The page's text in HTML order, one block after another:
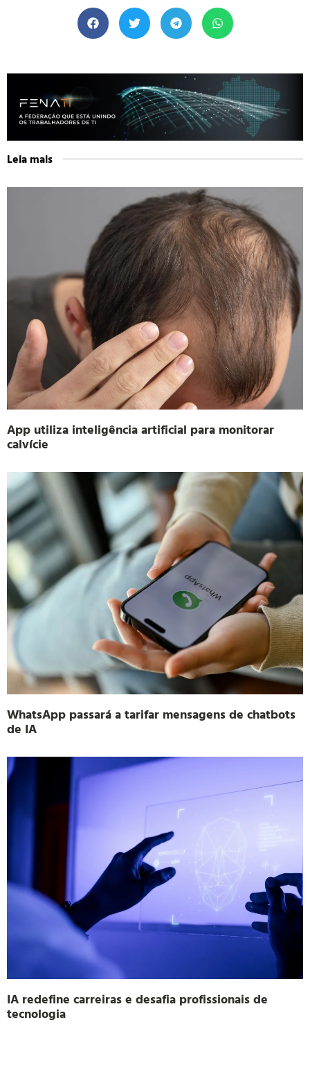
Leia mais
App utiliza inteligência artificial para monitorar
calvície
WhatsApp passará a tarifar mensagens de chatbots
de IA
IA redefine carreiras e desafia profissionais de
tecnologia